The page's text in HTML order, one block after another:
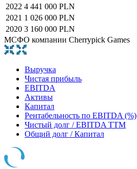
2022 4 441 000 PLN
2021 1 026 000 PLN
2020 3 160 000 PLN
МСФО компании Cherrypick Games
Выручка
Чистая прибыль
EBITDA
Активы
Капитал
Рентабельность по EBITDA (%)
Чистый долг / EBITDA TTM
Общий долг / Капитал